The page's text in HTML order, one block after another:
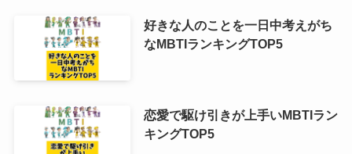
好きな人のことを一日中考えがち
なMBTIランキングTOP5
恋愛で駆け引きが上手いMBTIラン
キングTOP5